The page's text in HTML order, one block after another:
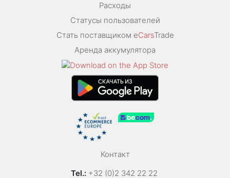
Расходы
Статусы пользователей
Стать поставщиком eCarsTrade
Аренда аккумулятора
Контакт
Tel.: +32 (0)2 342 22 22